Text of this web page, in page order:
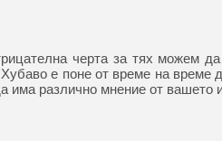
черта за тях можем
е поне от време на време
има различно мнение от вашето